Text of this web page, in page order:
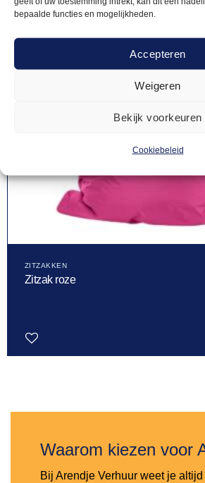
bepaalde functies en mogelijkheden.
Accepteren
Weigeren
Bekijk voorkeuren
Cookiebeleid
ZITZAKKEN
Zitzak roze
Waarom kiezen voor
Bij Arendje Verhuur weet je